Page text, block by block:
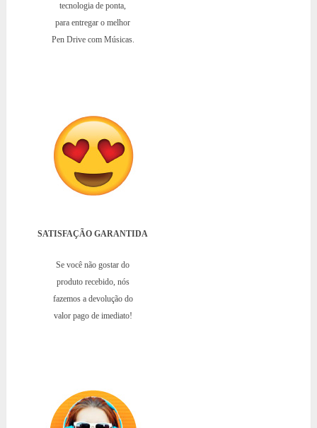
tecnologia de ponta,
para entregar o melhor
Pen Drive com Músicas.
SATISFAÇÃO GARANTIDA
Se você não gostar do
produto recebido, nós
fazemos a devolução do
valor pago de imediato!